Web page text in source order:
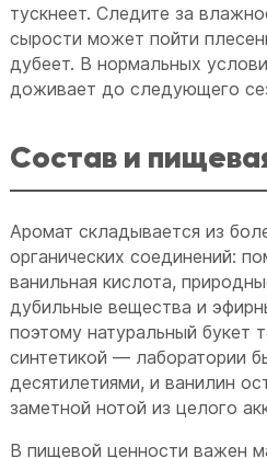
тускнеет. Следите за
сырости может пойти
дубеет. В нормальных
доживает до следующего
Состав и
Аромат складывается из
органических соединений:
ванильная кислота,
дубильные вещества и
поэтому натуральный букет
синтетикой — лаборатории
десятилетиями, и ванилин
заметной нотой из целого
В пищевой ценности важен